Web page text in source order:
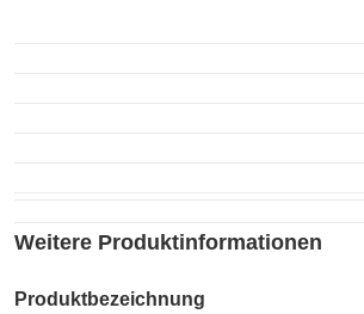
Weitere Produktinformationen
Produktbezeichnung